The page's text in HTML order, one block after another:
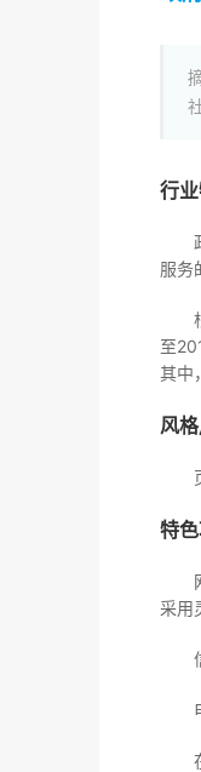
行
政
服务
根
至
其中
风
页
特
网
采用
信
电
在